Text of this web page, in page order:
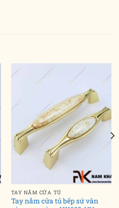
TAY NẮM CỬA TỦ
Tay nắm cửa tủ bếp sứ vân